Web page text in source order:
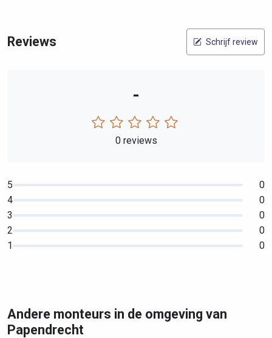
Reviews Schrijf review
-
0 reviews
5
0
4
0
3
0
2
0
1
0
Andere monteurs in de omgeving van
Papendrecht